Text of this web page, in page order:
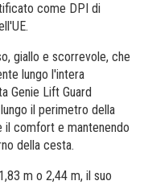
come DPI di
giallo e scorrevole, che
lungo l'intera
Genie Lift Guard
il perimetro della
il comfort e mantenendo
della cesta.
m o 2,44 m, il suo